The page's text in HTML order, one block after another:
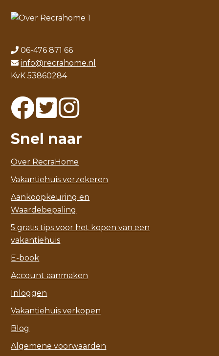
06-476 871 66
info@recrahome.nl
KvK 53860284
Snel naar
Over RecraHome
Vakantiehuis verzekeren
Aankoopkeuring en
Waardebepaling
5 gratis tips voor het kopen van een
vakantiehuis
E-book
Account aanmaken
Inloggen
Vakantiehuis verkopen
Blog
Algemene voorwaarden